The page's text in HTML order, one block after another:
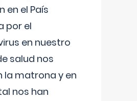
en el País
por el
en nuestro
salud nos
la matrona y en
nos han